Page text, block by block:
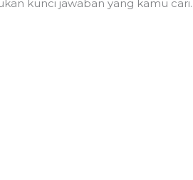
kunci jawaban yang kamu cari.